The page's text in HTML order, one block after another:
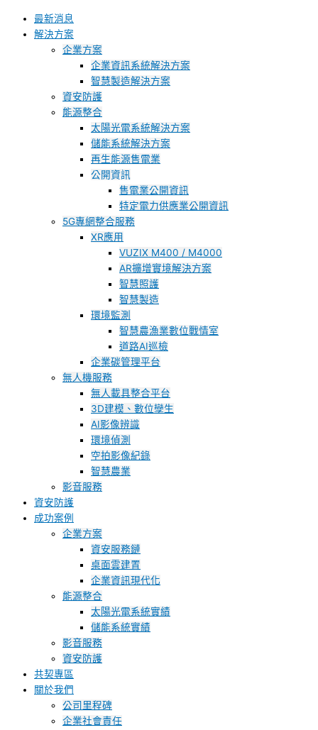
最新消息
解決方案
企業方案
企業資訊系統解決方案
智慧製造解決方案
資安防護
能源整合
太陽光電系統解決方案
儲能系統解決方案
再生能源售電業
公開資訊
售電業公開資訊
特定電力供應業公開資訊
5G專網整合服務
XR應用
VUZIX M400 / M4000
AR擴增實境解決方案
智慧照護
智慧製造
環境監測
智慧農漁業數位戰情室
道路AI巡檢
企業碳管理平台
無人機服務
無人載具整合平台
3D建模、數位孿生
AI影像辨識
環境偵測
空拍影像紀錄
智慧農業
影音服務
資安防護
成功案例
企業方案
資安服務鏈
桌面雲建置
企業資訊現代化
能源整合
太陽光電系統實績
儲能系統實績
影音服務
資安防護
共契專區
關於我們
公司里程碑
企業社會責任